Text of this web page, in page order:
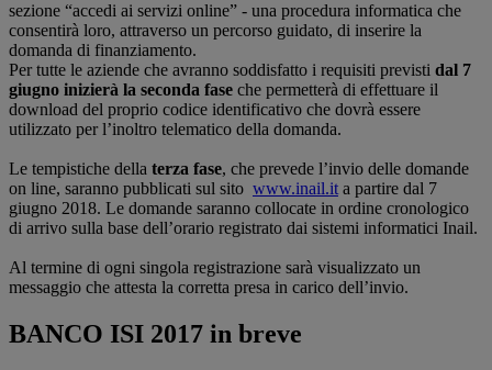
sezione “accedi ai servizi online” - una procedura informatica che
consentirà loro, attraverso un percorso guidato, di inserire la
domanda di finanziamento.
Per tutte le aziende che avranno soddisfatto i requisiti previsti dal 7
giugno inizierà la seconda fase che permetterà di effettuare il
download del proprio codice identificativo che dovrà essere
utilizzato per l’inoltro telematico della domanda.
Le tempistiche della terza fase, che prevede l’invio delle domande
on line, saranno pubblicati sul sito www.inail.ita partire dal 7
giugno 2018. Le domande saranno collocate in ordine cronologico
di arrivo sulla base dell’orario registrato dai sistemi informatici Inail.
Al termine di ogni singola registrazione sarà visualizzato un
messaggio che attesta la corretta presa in carico dell’invio.
BANCO ISI 2017 in breve